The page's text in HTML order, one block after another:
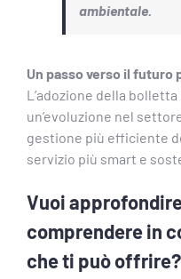
ambientale.
Un passo verso il futuro
L’adozione della
un’evoluzione nel
gestione più efficiente
servizio più smart e
Vuoi
comprendere in
che ti può offrire?